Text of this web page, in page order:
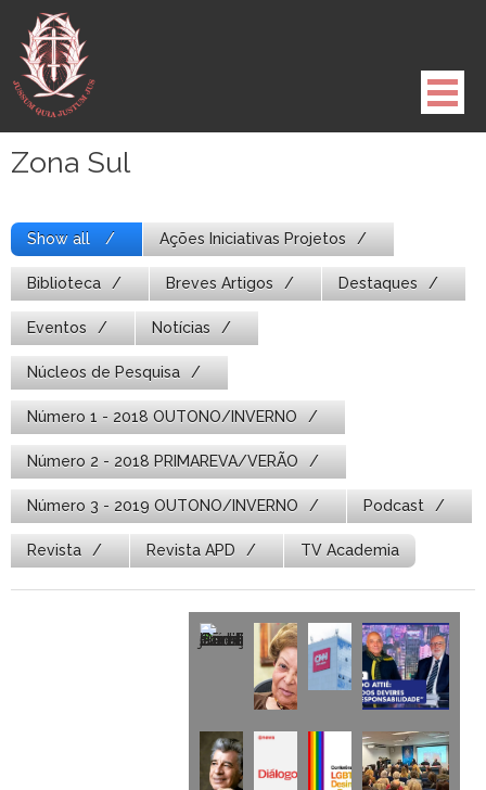
para
conteúdo
Zona Sul
Show all Ações Iniciativas Projetos
Biblioteca Breves Artigos Destaques
Eventos Notícias
Núcleos de Pesquisa
Número 1 - 2018 OUTONO/INVERNO
Número 2 - 2018 PRIMAREVA/VERÃO
Número 3 - 2019 OUTONO/INVERNO Podcast
Revista Revista APD TV Academia